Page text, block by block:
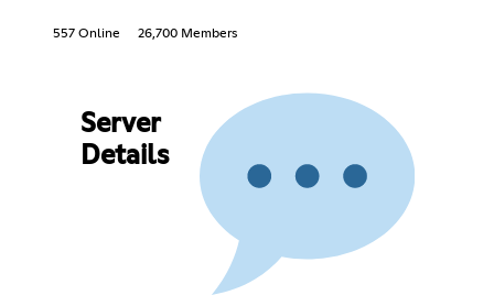
557 Online 26,700 Members
Server
Details